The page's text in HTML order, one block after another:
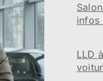
infos
LLD